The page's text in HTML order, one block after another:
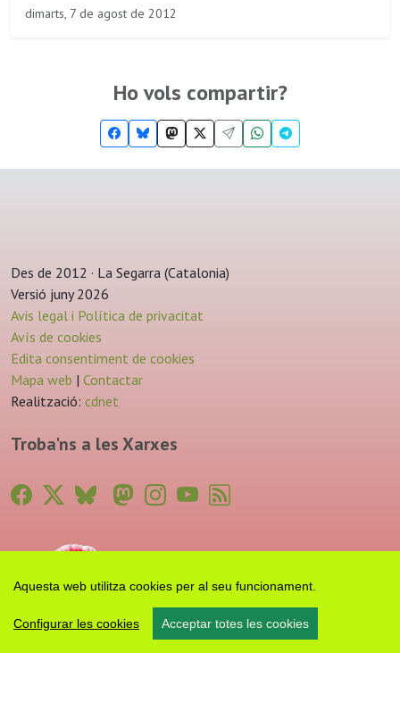
Aquesta web utilitza cookies per al seu funcionament.
Configurar les cookies Acceptar totes les cookies
dimarts, 7 de agost de 2012
Ho vols compartir?
Des de 2012 · La Segarra (Catalonia)
Versió juny 2026
Avis legal i Política de privacitat
Avís de cookies
Edita consentiment de cookies
Mapa web | Contactar
Realització: cdnet
Troba'ns a les Xarxes